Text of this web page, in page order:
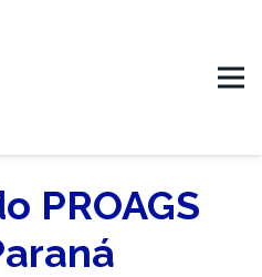
PROAGS